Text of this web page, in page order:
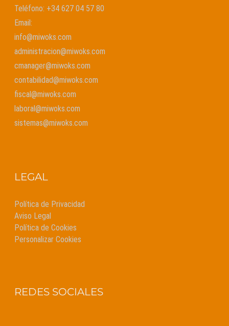
Teléfono: +34 627 04 57 80
Email:
info@miwoks.com
administracion@miwoks.com
cmanager@miwoks.com
contabilidad@miwoks.com
fiscal@miwoks.com
laboral@miwoks.com
sistemas@miwoks.com
LEGAL
Política de Privacidad
Aviso Legal
Política de Cookies
Personalizar Cookies
REDES SOCIALES